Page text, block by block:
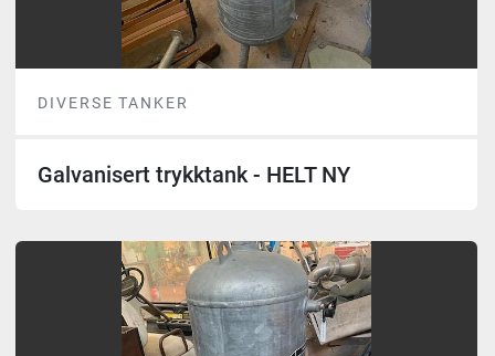
DIVERSE TANKER
Galvanisert trykktank - HELT NY